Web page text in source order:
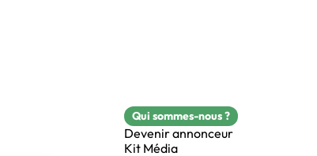
Qui sommes-nous ?
Devenir annonceur
Kit Média